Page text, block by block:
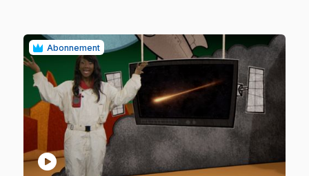
Abonnement
play_circle